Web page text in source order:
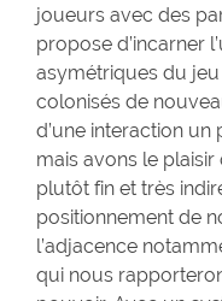
joueurs avec des
propose d’incarner
asymétriques du
colonisés de
d’une interaction un
mais avons le
plutôt fin et très
positionnement de
l’adjacence
qui nous